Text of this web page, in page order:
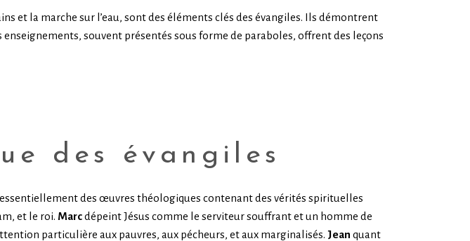
et la marche sur l’eau, sont des éléments clés des évangiles. Ils démontrent
souvent présentés sous forme de paraboles, offrent des leçons
des évangiles
des œuvres théologiques contenant des vérités spirituelles
et le roi. Marcdépeint Jésus comme le serviteur souffrant et un homme de
particulière aux pauvres, aux pécheurs, et aux marginalisés. Jean quant